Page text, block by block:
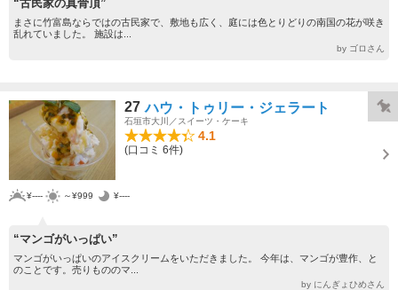
“古民家の真骨頂”
まさに竹富島ならではの古民家で、敷地も広く、庭には色とりどりの南国の花が咲き
乱れていました。 施設は...
by ゴロさん
27 ハウ・トゥリー・ジェラート
石垣市大川／スイーツ・ケーキ
4.1
(口コミ 6件)
¥---- ～¥999 ¥----
“マンゴがいっぱい”
マンゴがいっぱいのアイスクリームをいただきました。 今年は、マンゴが豊作、と
のことです。売りもののマ...
by にんぎょひめさん